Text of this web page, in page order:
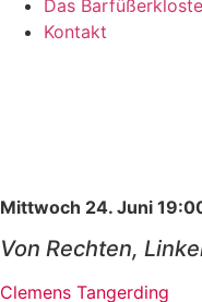
Das
Kontakt
Mittwoch 24. Juni 19
Von Rechten,
Clemens Tangerding